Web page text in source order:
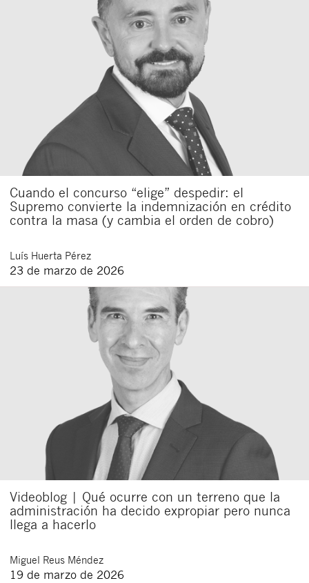
Cuando el concurso “elige” despedir: el
Supremo convierte la indemnización en crédito
contra la masa (y cambia el orden de cobro)
Luís Huerta Pérez
23 de marzo de 2026
Videoblog | Qué ocurre con un terreno que la
administración ha decido expropiar pero nunca
llega a hacerlo
Miguel Reus Méndez
19 de marzo de 2026